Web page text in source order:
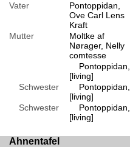
Vater
Pontoppidan,
Ove Carl Lens
Kraft
Mutter
Moltke af
Nørager, Nelly
comtesse
Pontoppidan,
[living]
Schwester
Pontoppidan,
[living]
Schwester
Pontoppidan,
[living]
Ahnentafel